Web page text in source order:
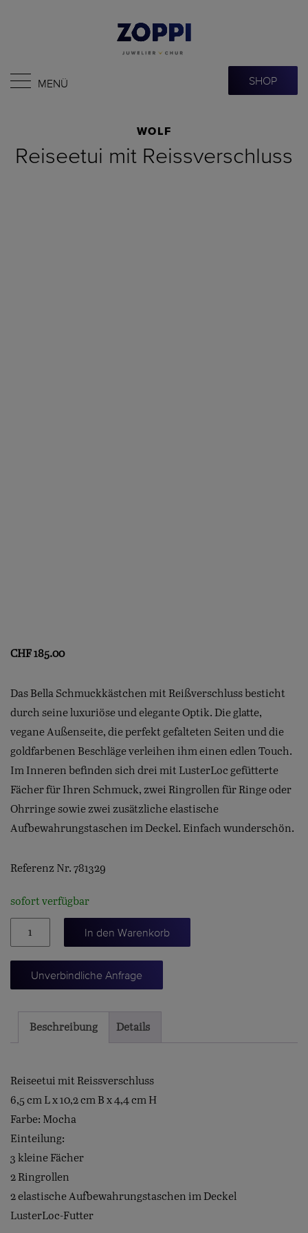
MENÜ SHOP
WOLF
Reiseetui mit Reissverschluss
CHF185.00
Das Bella Schmuckkästchen mit Reißverschluss besticht
durch seine luxuriöse und elegante Optik. Die glatte,
vegane Außenseite, die perfekt gefalteten Seiten und die
goldfarbenen Beschläge verleihen ihm einen edlen Touch.
Im Inneren befinden sich drei mit LusterLoc gefütterte
Fächer für Ihren Schmuck, zwei Ringrollen für Ringe oder
Ohrringe sowie zwei zusätzliche elastische
Aufbewahrungstaschen im Deckel. Einfach wunderschön.
Referenz Nr. 781329
sofort verfügbar
mit
Reissverschluss
In den Warenkorb
Unverbindliche Anfrage
Beschreibung Details
Reiseetui mit Reissverschluss
6,5 cm L x 10,2 cm B x 4,4 cm H
Farbe: Mocha
Einteilung:
3 kleine Fächer
2 Ringrollen
2 elastische Aufbewahrungstaschen im Deckel
LusterLoc-Futter